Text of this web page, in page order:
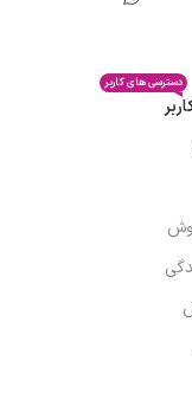
دسترسی های کاربر